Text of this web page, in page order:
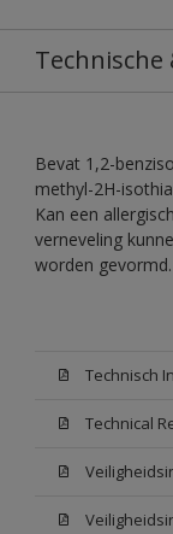
Bevat 1,2-
methyl-2H-
Kan een
verneveling
worden